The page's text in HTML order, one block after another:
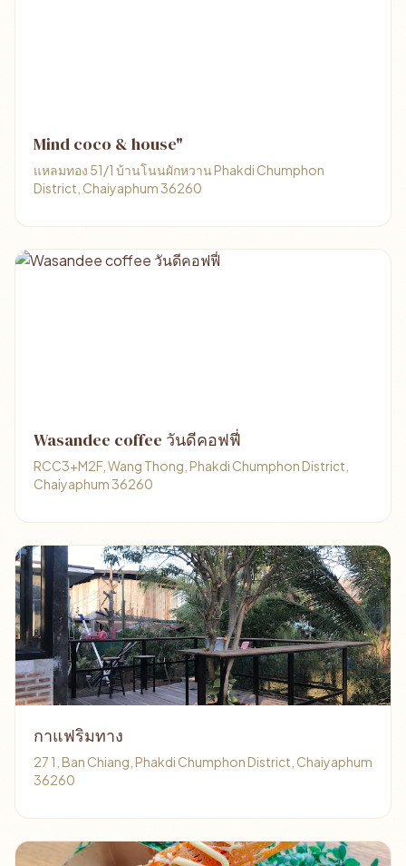
Mind coco & house"
แหลมทอง 51/1 บ้านโนนผักหวาน Phakdi Chumphon
District, Chaiyaphum 36260
Wasandee coffee วันดีคอฟฟี่
RCC3+M2F, Wang Thong, Phakdi Chumphon District,
Chaiyaphum 36260
กาแฟริมทาง
27 1, Ban Chiang, Phakdi Chumphon District, Chaiyaphum
36260